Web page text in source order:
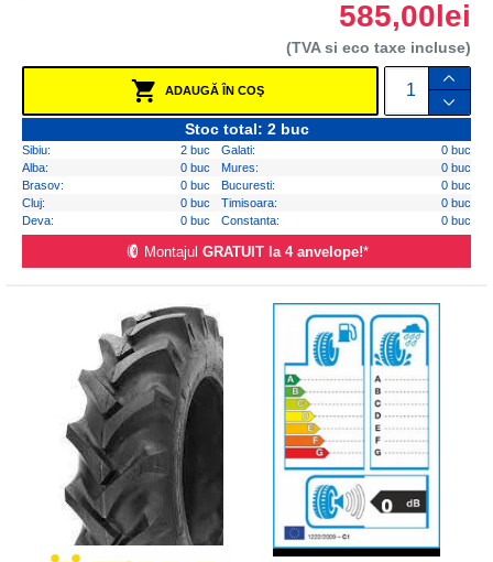
585,00lei
(TVA si eco taxe incluse)
ADAUGĂ ÎN COŞ
Stoc total: 2 buc
Sibiu: 2 buc Galati:
0 buc
Alba:
0 buc Mures:
0 buc
Brasov:
0 buc Bucuresti:
0 buc
Cluj:
0 buc Timisoara:
0 buc
Deva:
0 buc Constanta: 0 buc
Montajul GRATUIT la 4 anvelope!*